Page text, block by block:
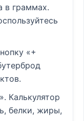
в граммах.
«+
Калькулятор
белки, жиры,